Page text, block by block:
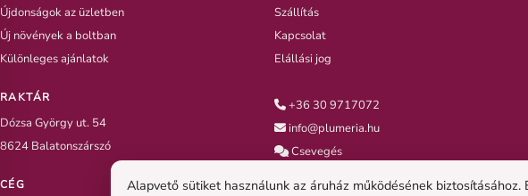
Újdonságok az üzletben
Új növények a boltban
Különleges ajánlatok
RAKTÁR
Dózsa György ut. 54
8624 Balatonszárszó
CÉG
Szállítás
Kapcsolat
Elállási jog
+36 30 9717072
info@plumeria.hu
Csevegés
Alapvető sütiket használunk az áruház működésének